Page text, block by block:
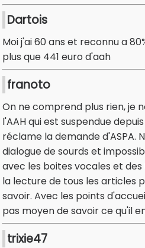
Dartois
Moi j'ai 60 ans et reconnu a
plus que 441 euro d'aah
franoto
On ne comprend plus rien, je
l'AAH qui est suspendue
réclame la demande d'ASPA.
dialogue de sourds et
avec les boites vocales et
la lecture de tous les articles
savoir. Avec les points
pas moyen de savoir ce qu'il
trixie47